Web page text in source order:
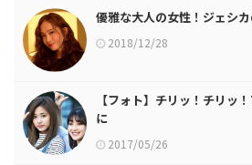
優雅な大人の女性！ジェシ
2018/12/28
【フォト】チリッ！チリッ
に
2017/05/26